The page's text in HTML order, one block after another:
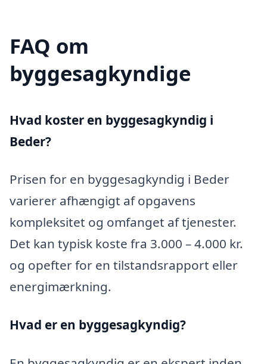
FAQ om
byggesagkyndige
Hvad koster en byggesagkyndig i
Beder?
Prisen for en byggesagkyndig i Beder
varierer afhængigt af opgavens
kompleksitet og omfanget af tjenester.
Det kan typisk koste fra 3.000 – 4.000 kr.
og opefter for en tilstandsrapport eller
energimærkning.
Hvad er en byggesagkyndig?